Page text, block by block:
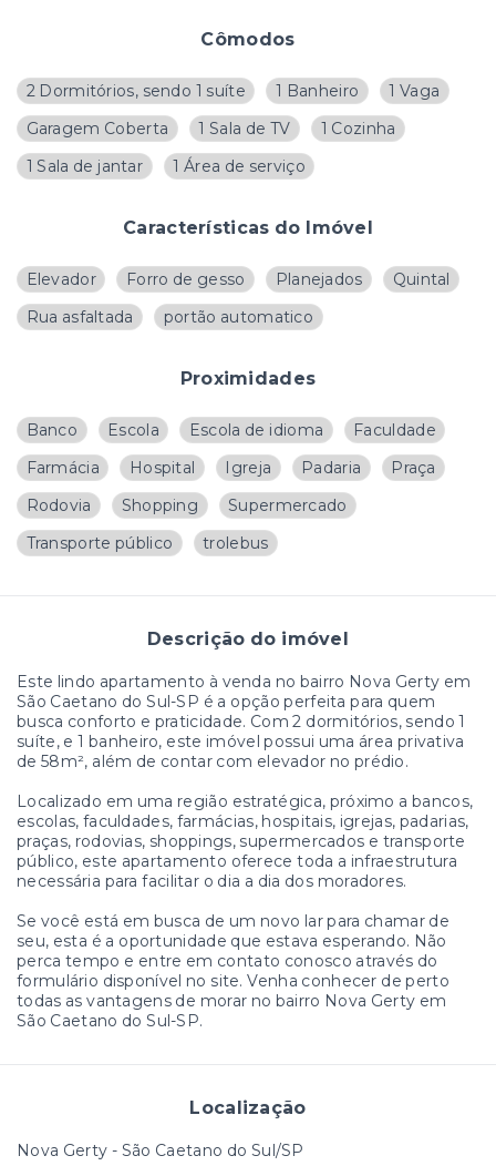
Cômodos
2 Dormitórios, sendo 1 suíte 1 Banheiro
1 Vaga
Garagem Coberta
1 Sala de TV
1 Cozinha
1 Sala de jantar
1 Área de serviço
Características do Imóvel
Elevador Forro de gesso Planejados
Quintal
Rua asfaltada
portão automatico
Proximidades
Banco Escola Escola de idioma
Faculdade
Farmácia
Hospital Igreja Padaria
Praça
Rodovia
Shopping
Supermercado
Transporte público
trolebus
Descrição do imóvel
Este lindo apartamento à venda no bairro Nova Gerty em
São Caetano do Sul-SP é a opção perfeita para quem
busca conforto e praticidade. Com 2 dormitórios, sendo 1
suíte, e 1 banheiro, este imóvel possui uma área privativa
de 58m², além de contar com elevador no prédio.
Localizado em uma região estratégica, próximo a bancos,
escolas, faculdades, farmácias, hospitais, igrejas, padarias,
praças, rodovias, shoppings, supermercados e transporte
público, este apartamento oferece toda a infraestrutura
necessária para facilitar o dia a dia dos moradores.
Se você está em busca de um novo lar para chamar de
seu, esta é a oportunidade que estava esperando. Não
perca tempo e entre em contato conosco através do
formulário disponível no site. Venha conhecer de perto
todas as vantagens de morar no bairro Nova Gerty em
São Caetano do Sul-SP.
Localização
Nova Gerty - São Caetano do Sul/SP